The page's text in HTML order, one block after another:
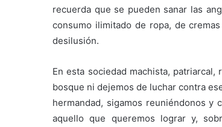
recuerda que se pueden sanar las
consumo ilimitado de ropa, de
desilusión.
En esta sociedad machista,
bosque ni dejemos de luchar contra
hermandad, sigamos reuniéndonos y
aquello que queremos lograr y,